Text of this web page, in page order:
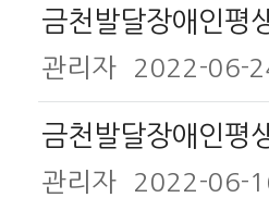
관리자 2022-06-
금천발달장애인평
관리자 2022-06-